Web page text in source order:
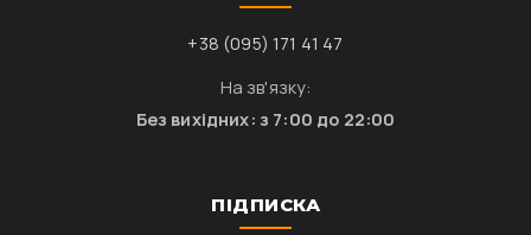
+38 (095) 171 41 47
На зв'язку:
Без вихідних: з 7:00 до 22:00
ПІДПИСКА